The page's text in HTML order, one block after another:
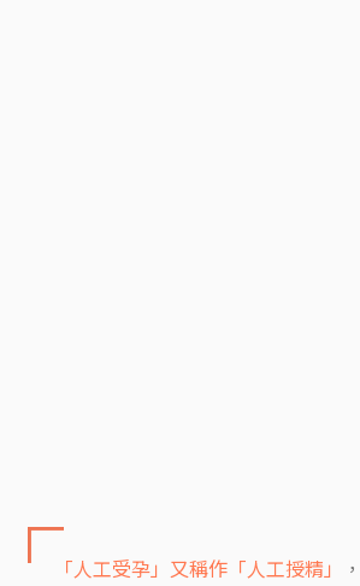
「人工受孕」又稱作「人工授精」